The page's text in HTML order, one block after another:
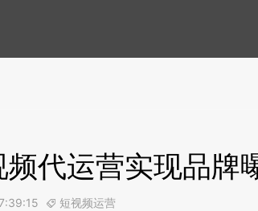
代运营实现品牌
 短视频运营